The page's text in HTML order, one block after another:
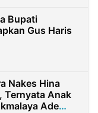
Bupati
Gus Haris
Nakes Hina
Ternyata Anak
Ade